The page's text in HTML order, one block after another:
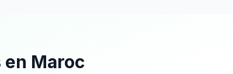
Maroc